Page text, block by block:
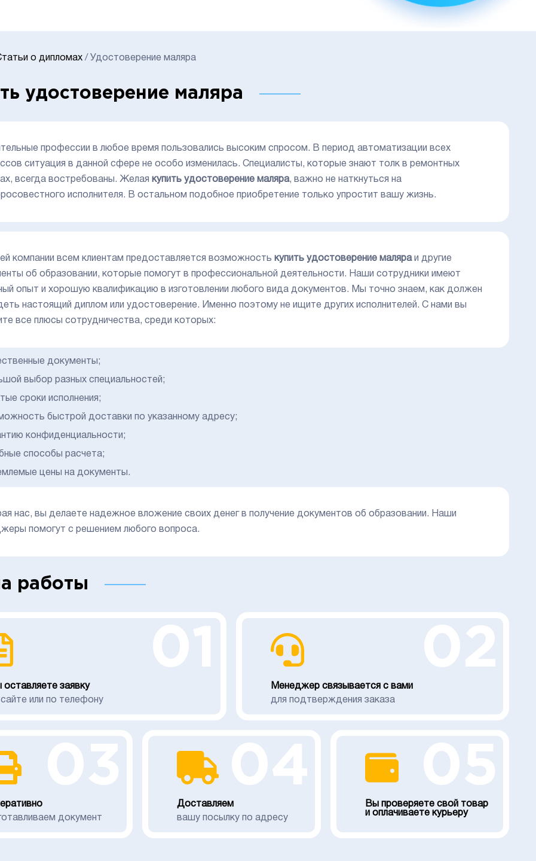
о дипломах / Удостоверение маляра
удостоверение маляра
профессии в любое время пользовались высоким спросом. В период автоматизации всех
ситуация в данной сфере не особо изменилась. Специалисты, которые знают толк в ремонтных
всегда востребованы. Желая купить удостоверение маляра, важно не наткнуться на
исполнителя. В остальном подобное приобретение только упростит вашу жизнь.
компании всем клиентам предоставляется возможность купить удостоверение маляра и другие
об образовании, которые помогут в профессиональной деятельности. Наши сотрудники имеют
опыт и хорошую квалификацию в изготовлении любого вида документов. Мы точно знаем, как должен
настоящий диплом или удостоверение. Именно поэтому не ищите других исполнителей. С нами вы
все плюсы сотрудничества, среди которых:
документы;
выбор разных специальностей;
сроки исполнения;
быстрой доставки по указанному адресу;
конфиденциальности;
способы расчета;
цены на документы.
нас, вы делаете надежное вложение своих денег в получение документов об образовании. Наши
помогут с решением любого вопроса.
работы
оставляете заявку
сайте или по телефону
Менеджер связывается с вами
для подтверждения заказа
документ
Доставляем
вашу посылку по адресу
Вы проверяете свой товар
и оплачиваете курьеру